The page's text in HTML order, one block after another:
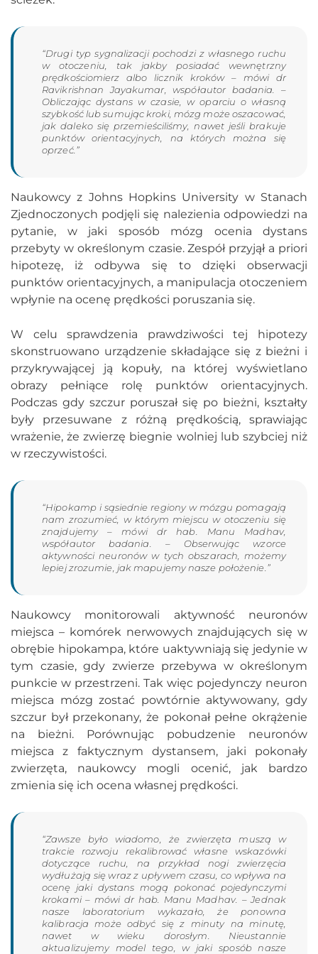
“Drugi typ sygnalizacji pochodzi z własnego ruchu
w otoczeniu, tak jakby posiadać wewnętrzny
prędkościomierz albo licznik kroków – mówi dr
Ravikrishnan Jayakumar, współautor badania. –
Obliczając dystans w czasie, w oparciu o własną
szybkość lub sumując kroki, mózg może oszacować,
jak daleko się przemieściliśmy, nawet jeśli brakuje
punktów orientacyjnych, na których można się
oprzeć.”
Naukowcy z Johns Hopkins University w Stanach
Zjednoczonych podjęli się nalezienia odpowiedzi na
pytanie, w jaki sposób mózg ocenia dystans
przebyty w określonym czasie. Zespół przyjął a priori
hipotezę, iż odbywa się to dzięki obserwacji
punktów orientacyjnych, a manipulacja otoczeniem
wpłynie na ocenę prędkości poruszania się.
W celu sprawdzenia prawdziwości tej hipotezy
skonstruowano urządzenie składające się z bieżni i
przykrywającej ją kopuły, na której wyświetlano
obrazy pełniące rolę punktów orientacyjnych.
Podczas gdy szczur poruszał się po bieżni, kształty
były przesuwane z różną prędkością, sprawiając
wrażenie, że zwierzę biegnie wolniej lub szybciej niż
w rzeczywistości.
“Hipokamp i sąsiednie regiony w mózgu pomagają
nam zrozumieć, w którym miejscu w otoczeniu się
znajdujemy – mówi dr hab. Manu Madhav,
współautor badania. – Obserwując wzorce
aktywności neuronów w tych obszarach, możemy
lepiej zrozumie, jak mapujemy nasze położenie.”
Naukowcy monitorowali aktywność neuronów
miejsca – komórek nerwowych znajdujących się w
obrębie hipokampa, które uaktywniają się jedynie w
tym czasie, gdy zwierze przebywa w określonym
punkcie w przestrzeni. Tak więc pojedynczy neuron
miejsca mózg zostać powtórnie aktywowany, gdy
szczur był przekonany, że pokonał pełne okrążenie
na bieżni. Porównując pobudzenie neuronów
miejsca z faktycznym dystansem, jaki pokonały
zwierzęta, naukowcy mogli ocenić, jak bardzo
zmienia się ich ocena własnej prędkości.
“Zawsze było wiadomo, że zwierzęta muszą w
trakcie rozwoju rekalibrować własne wskazówki
dotyczące ruchu, na przykład nogi zwierzęcia
wydłużają się wraz z upływem czasu, co wpływa na
ocenę jaki dystans mogą pokonać pojedynczymi
krokami – mówi dr hab. Manu Madhav. – Jednak
nasze laboratorium wykazało, że ponowna
kalibracja może odbyć się z minuty na minutę,
nawet w wieku dorosłym. Nieustannie
aktualizujemy model tego, w jaki sposób nasze